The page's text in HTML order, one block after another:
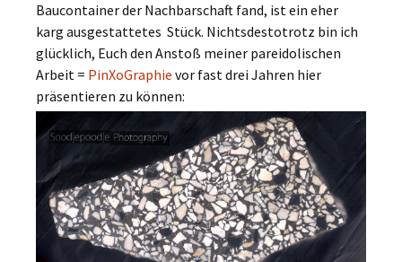
Baucontainer der Nachbarschaft fand, ist ein eher
karg ausgestattetes Stück. Nichtsdestotrotz bin ich
glücklich, Euch den Anstoß meiner pareidolischen
Arbeit = PinXoGraphie vor fast drei Jahren hier
präsentieren zu können: